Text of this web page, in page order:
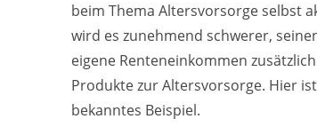
beim Thema Altersvorsorge selbst
wird es zunehmend schwerer,
eigene Renteneinkommen
Produkte zur Altersvorsorge. Hier
bekanntes Beispiel.